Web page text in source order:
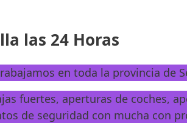
las 24 Horas
en toda la provincia de
fuertes, aperturas de coches,
de seguridad con mucha con